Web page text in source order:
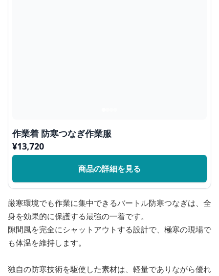
作業着 防寒つなぎ作業服
¥13,720
商品の詳細を見る
厳寒環境でも作業に集中できるバートル防寒つなぎは、全
身を効果的に保護する最強の一着です。
隙間風を完全にシャットアウトする設計で、極寒の現場で
も体温を維持します。
独自の防寒技術を駆使した素材は、軽量でありながら優れ